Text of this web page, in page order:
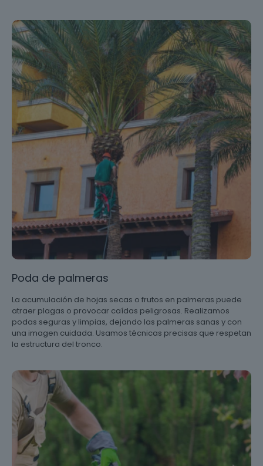
Poda de palmeras
La acumulación de hojas secas o frutos en palmeras puede
atraer plagas o provocar caídas peligrosas. Realizamos
podas seguras y limpias, dejando las palmeras sanas y con
una imagen cuidada. Usamos técnicas precisas que respetan
la estructura del tronco.